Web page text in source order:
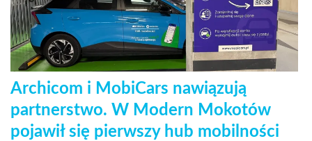
Archicom i MobiCars nawiązują
partnerstwo. W Modern Mokotów
pojawił się pierwszy hub mobilności